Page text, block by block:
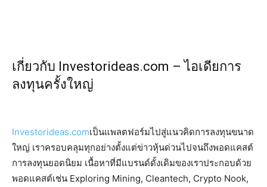
เกี่ยวกับ Investorideas.com – ไอเดียการ
ลงทุนครั้งใหญ่
Investorideas.comเป็นแพลตฟอร์มไปสู่แนวคิดการลงทุนขนาด
ใหญ่ เราครอบคลุมทุกอย่างตั้งแต่ข่าวหุ้นด่วนไปจนถึงพอดแคสต์
การลงทุนยอดนิยม เนื้อหาที่มีแบรนด์ดั้งเดิมของเราประกอบด้วย
พอดแคสต์เช่น Exploring Mining, Cleantech, Crypto Nook,